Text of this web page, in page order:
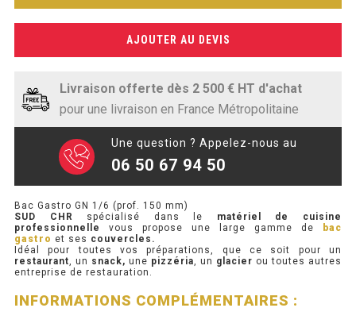
TABLE DE PRÉPARATION COMPACTE
SALADETTE COMPACTE
SALADETTE COMPACTE VITRÉE
SALADETTE 800 VITRÉE
MEUBLE À PIZZA
MEUBLE À PIZZA COMPACT
GN
AJOUTER AU DEVIS
Livraison offerte dès 2 500 € HT d'achat
pour une livraison en France Métropolitaine
Une question ? Appelez-nous au
06 50 67 94 50
Bac Gastro GN 1/6 (prof. 150 mm)
SUD CHR
spécialisé dans le matériel de cuisine
professionnelle
vous propose une large gamme de bac
gastro et ses couvercles.
Idéal pour toutes vos préparations, que ce soit pour un
restaurant, un snack, une pizzéria, un glacier ou toutes autres
entreprise de restauration.
INFORMATIONS COMPLÉMENTAIRES :